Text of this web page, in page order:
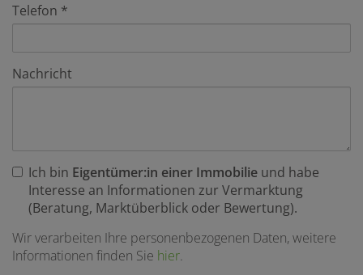
Telefon
Nachricht
Ich bin Eigentümer:in einer Immobilie und habe
Interesse an Informationen zur Vermarktung
(Beratung, Marktüberblick oder Bewertung).
Wir verarbeiten Ihre personenbezogenen Daten, weitere
Informationen finden Sie hier.